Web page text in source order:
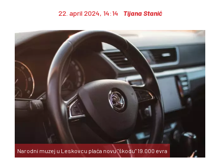
22. april 2024, 14:14 Tijana Stanić
Narodni muzej u Leskovcu plaća novu "škodu" 19.000 evra